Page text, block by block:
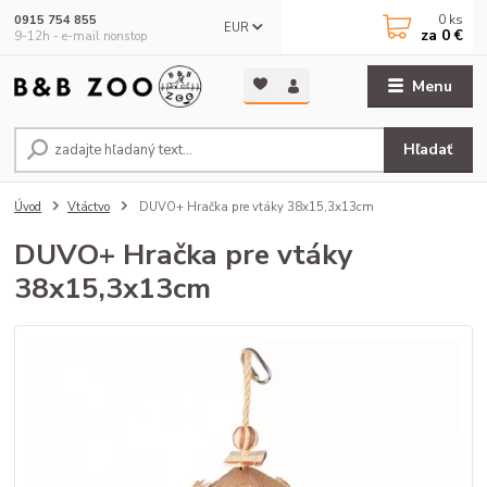
Menu
EUR
Hľadať
0915 754 855
9-12h - e-mail nonstop
0 ks
za 0 €
Úvod Vtáctvo DUVO+ Hračka pre vtáky 38x15,3x13cm
DUVO+ Hračka pre vtáky
38x15,3x13cm